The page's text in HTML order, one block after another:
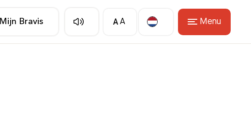
Mijn Bravis A A Menu